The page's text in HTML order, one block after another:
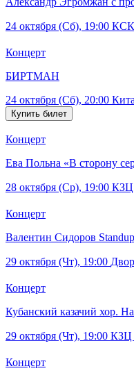
24 октября (Сб), 19:00 КСК
Концерт
БИРТМАН
24 октября (Сб), 20:00
Концерт
Ева Польна «В сторону
28 октября (Ср), 19:00 КЗЦ
Концерт
Валентин Сидоров Standup
29 октября (Чт), 19:00
Концерт
Кубанский казачий хор.
29 октября (Чт), 19:00 КЗЦ
Концерт